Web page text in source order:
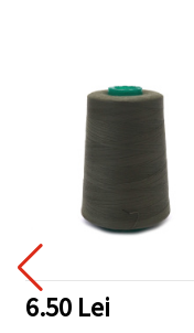
6.50 Lei